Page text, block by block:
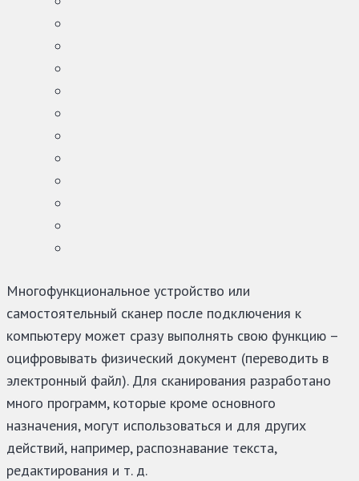
Многофункциональное устройство или
самостоятельный сканер после подключения к
компьютеру может сразу выполнять свою функцию –
оцифровывать физический документ (переводить в
электронный файл). Для сканирования разработано
много программ, которые кроме основного
назначения, могут использоваться и для других
действий, например, распознавание текста,
редактирования и т. д.